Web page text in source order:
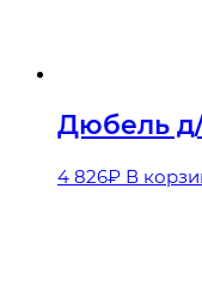
Дюбель д/
4 826₽ В